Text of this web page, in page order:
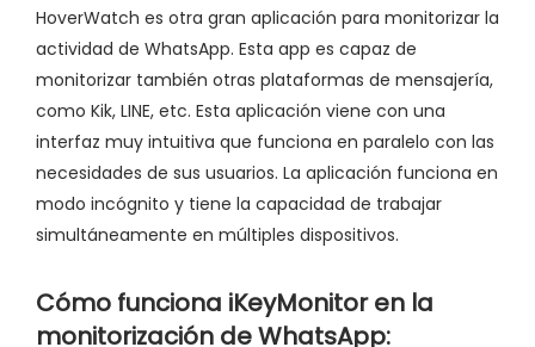
HoverWatch es otra gran aplicación para monitorizar la
actividad de WhatsApp. Esta app es capaz de
monitorizar también otras plataformas de mensajería,
como Kik, LINE, etc. Esta aplicación viene con una
interfaz muy intuitiva que funciona en paralelo con las
necesidades de sus usuarios. La aplicación funciona en
modo incógnito y tiene la capacidad de trabajar
simultáneamente en múltiples dispositivos.
Cómo funciona iKeyMonitor en la
monitorización de WhatsApp: